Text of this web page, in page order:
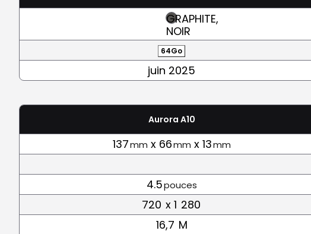
GRAPHITE,
NOIR
64Go
juin 2025
Aurora A10
137mm x 66mm x 13mm
4.5pouces
720 x 1 280
16,7 M